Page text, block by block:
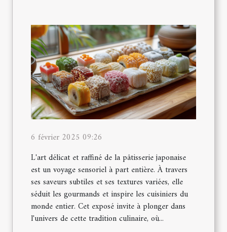
6 février 2025 09:26
L'art délicat et raffiné de la pâtisserie japonaise
est un voyage sensoriel à part entière. À travers
ses saveurs subtiles et ses textures variées, elle
séduit les gourmands et inspire les cuisiniers du
monde entier. Cet exposé invite à plonger dans
l'univers de cette tradition culinaire, où...